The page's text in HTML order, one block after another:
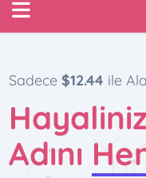
Sadece $12.44 ile
Adını